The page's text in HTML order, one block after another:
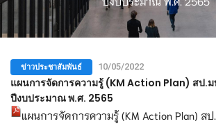
ข่าวประชาสัมพันธ์ 10/05/2022
แผนการจัดการความรู้ (KM Action Plan) สป.ม
ปีงบประมาณ พ.ศ. 2565
แผนการจัดการความรู้ (KM Action Plan) ส